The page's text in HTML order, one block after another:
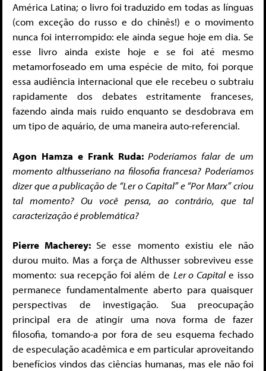
América Latina; o livro foi traduzido em todas as línguas
(com exceção do russo e do chinês!) e o movimento
nunca foi interrompido: ele ainda segue hoje em dia. Se
esse livro ainda existe hoje e se foi até mesmo
metamorfoseado em uma espécie de mito, foi porque
essa audiência internacional que ele recebeu o subtraiu
rapidamente dos debates estritamente franceses,
fazendo ainda mais ruido enquanto se desdobrava em
um tipo de aquário, de uma maneira auto-referencial.
Agon Hamza e Frank Ruda: Poderíamos falar de um
momento althusseriano na filosofia francesa? Poderíamos
dizer que a publicação de “Ler o Capital” e “Por Marx” criou
tal momento? Ou você pensa, ao contrário, que tal
caracterização é problemática?
Pierre Macherey: Se esse momento existiu ele não
durou muito. Mas a força de Althusser sobreviveu esse
momento: sua recepção foi além de Ler o Capitale isso
permanece fundamentalmente aberto para quaisquer
perspectivas de investigação. Sua preocupação
principal era de atingir uma nova forma de fazer
filosofia, tomando-a por fora de seu esquema fechado
de especulação acadêmica e em particular aproveitando
benefícios vindos das ciências humanas, mas ele não foi